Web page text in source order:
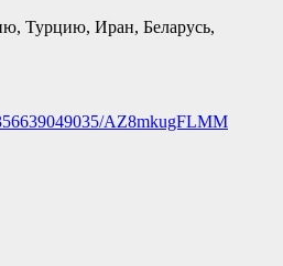
Турцию, Иран, Беларусь,
AZ8mkugFLMM